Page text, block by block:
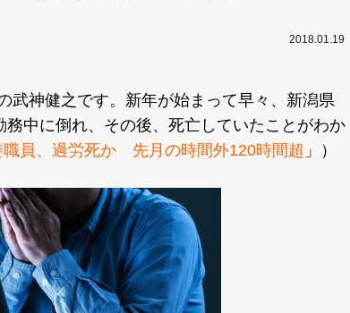
2018.01.19
神健之です。新年が始まって早々、新潟県
中に倒れ、その後、死亡していたことがわか
職員、過労死か 先月の時間外120時間超 」）